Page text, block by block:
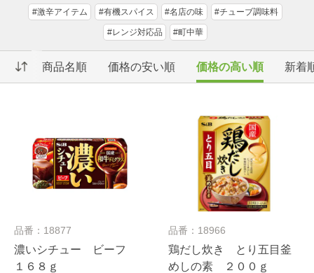
#激辛アイテム #有機スパイス #名店の味 #チューブ調味料
#レンジ対応品 #町中華
商品名順 価格の安い順 価格の高い順 新着
品番：18877
濃いシチュー ビーフ
１６８ｇ
品番：18966
鶏だし炊き とり五目釜
めしの素 ２００ｇ